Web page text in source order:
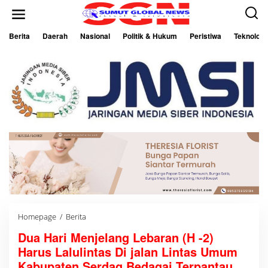
Berita Daerah Nasional Politik & Hukum Peristiwa Teknologi
Homepage / Berita
a
H
a
r
Dua Hari Menjelang Lebaran (H -2)
Harus Lalulintas Di jalan Lintas Umum